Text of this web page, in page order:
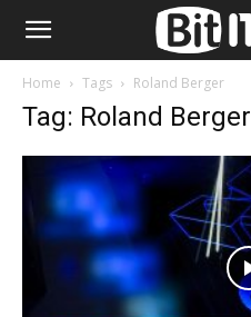
Home Tags Roland Berger
Tag: Roland Berger